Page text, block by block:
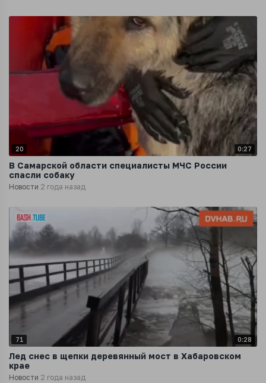
20 0:27
В Самарской области специалисты МЧС России
спасли собаку
Новости 2 года назад
71 0:28
Лед снес в щепки деревянный мост в Хабаровском
крае
Новости 2 года назад